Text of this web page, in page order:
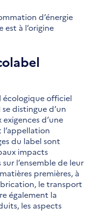
d’énergie
est à l’origine
écologique officiel
distingue d’un
d’une
l’appellation
du label sont
impacts
l’ensemble de leur
premières, à
le transport
également la
les aspects